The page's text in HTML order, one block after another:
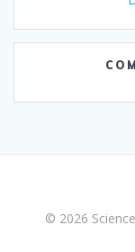
© 2026